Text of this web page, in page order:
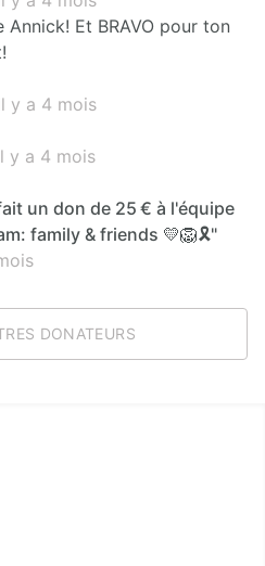
Annick! Et BRAVO pour ton
a 4 mois
a 4 mois
un don de 25 € à l'équipe
family & friends 💛🦁🎗️"
DONATEURS